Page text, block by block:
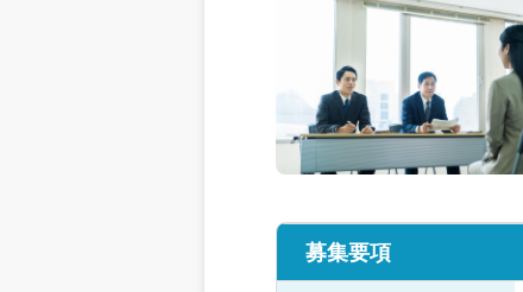
募集要項